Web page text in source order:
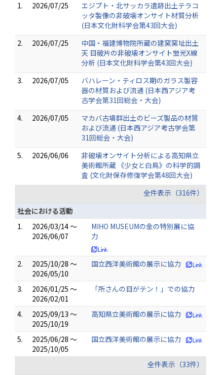
1.
2026/07/25
エジプト・北サッカラ遺跡出土テラコ
ッタ製像の非破壊オンサイト材質分析
(日本文化財科学会第43回大会)
2.
2026/07/25
中国・福建博物院所蔵の建窯窯址出土
天 目破片の非破壊オンサイト蛍光X線
分析 (日本文化財科学会第43回大会)
3.
2026/07/05
バハレーン・ティロス期のガラス製容
器の材質および流通 (日本西アジア考
古学会第31回総会・大会)
4.
2026/07/05
マカバ古墳群出土のビーズ製品の材質
および流通 (日本西アジア考古学会第
31回総会・大会)
5.
2026/06/06
非破壊オンサイト分析による高知県立
美術館所蔵 《少女と白鳥》の科学的調
査 (文化財保存修復学会第48回大会)
全件表示（316件）
社会における活動
1.
2026/03/14 ～
2026/06/07
MIHO MUSEUMの金の特別展に協
力
2.
2025/10/28 ～
2026/05/10
国立西洋美術館の展示に協力
3.
2026/01/25 ～
2026/02/01
「所さんの目がテン！」での協力
4.
2025/09/13 ～
2025/10/19
高知県立美術館の展示に協力
5.
2025/06/28 ～
2025/10/05
国立西洋美術館の展示に協力
全件表示（33件）